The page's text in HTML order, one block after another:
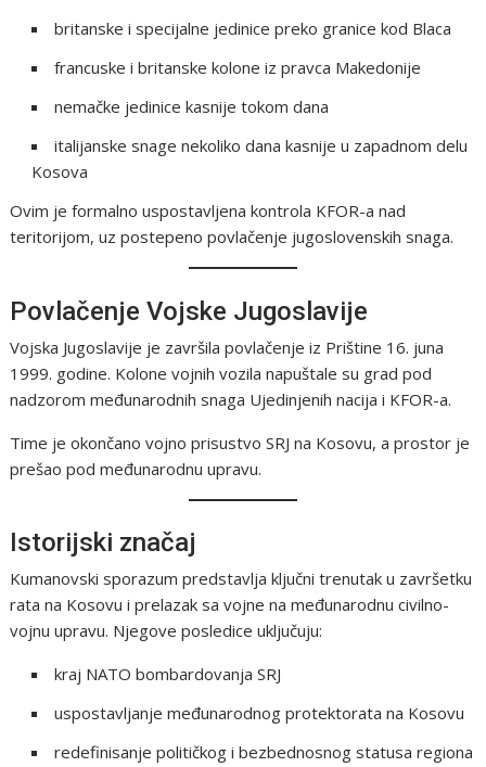
britanske i specijalne jedinice preko granice kod Blaca
francuske i britanske kolone iz pravca Makedonije
nemačke jedinice kasnije tokom dana
italijanske snage nekoliko dana kasnije u zapadnom delu
Kosova
Ovim je formalno uspostavljena kontrola KFOR-a nad
teritorijom, uz postepeno povlačenje jugoslovenskih snaga.
Povlačenje Vojske Jugoslavije
Vojska Jugoslavije je završila povlačenje iz Prištine 16. juna
1999. godine. Kolone vojnih vozila napuštale su grad pod
nadzorom međunarodnih snaga Ujedinjenih nacija i KFOR-a.
Time je okončano vojno prisustvo SRJ na Kosovu, a prostor je
prešao pod međunarodnu upravu.
Istorijski značaj
Kumanovski sporazum predstavlja ključni trenutak u završetku
rata na Kosovu i prelazak sa vojne na međunarodnu civilno-
vojnu upravu. Njegove posledice uključuju:
kraj NATO bombardovanja SRJ
uspostavljanje međunarodnog protektorata na Kosovu
redefinisanje političkog i bezbednosnog statusa regiona